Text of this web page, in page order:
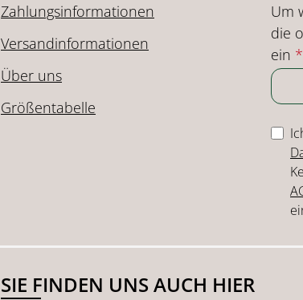
Zahlungsinformationen
Versandinformationen
Über uns
Größentabelle
Um
die
ein *
SIE FINDEN UNS AUCH HIER